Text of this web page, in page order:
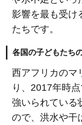
は？
4
寄付
で救
命が
あ
る！
影響を最も受け
たちです。
各国の子どもたち
西アフリカのマ
り、2017年時
強いられている
ので、洪水や干